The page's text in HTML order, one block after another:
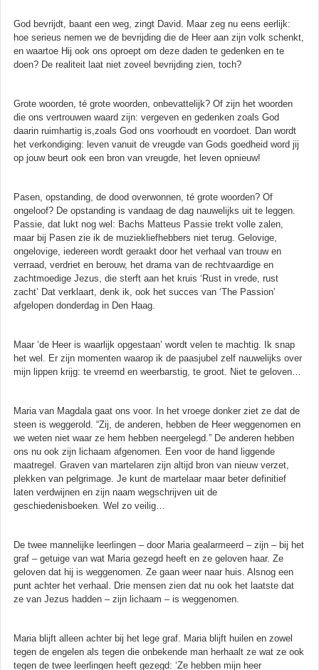
God bevrijdt, baant een weg, zingt David. Maar zeg nu eens eerlijk:
hoe serieus nemen we de bevrijding die de Heer aan zijn volk schenkt,
en waartoe Hij ook ons oproept om deze daden te gedenken en te
doen? De realiteit laat niet zoveel bevrijding zien, toch?
Grote woorden, té grote woorden, onbevattelijk? Of zijn het woorden
die ons vertrouwen waard zijn: vergeven en gedenken zoals God
daarin ruimhartig is,zoals God ons voorhoudt en voordoet. Dan wordt
het verkondiging: leven vanuit de vreugde van Gods goedheid word jij
op jouw beurt ook een bron van vreugde, het leven opnieuw!
Pasen, opstanding, de dood overwonnen, té grote woorden? Of
ongeloof? De opstanding is vandaag de dag nauwelijks uit te leggen.
Passie, dat lukt nog wel: Bachs Matteus Passie trekt volle zalen,
maar bij Pasen zie ik de muziekliefhebbers niet terug. Gelovige,
ongelovige, iedereen wordt geraakt door het verhaal van trouw en
verraad, verdriet en berouw, het drama van de rechtvaardige en
zachtmoedige Jezus, die sterft aan het kruis ‘Rust in vrede, rust
zacht’ Dat verklaart, denk ik, ook het succes van ‘The Passion’
afgelopen donderdag in Den Haag.
Maar ‘de Heer is waarlijk opgestaan’ wordt velen te machtig. Ik snap
het wel. Er zijn momenten waarop ik de paasjubel zelf nauwelijks over
mijn lippen krijg: te vreemd en weerbarstig, te groot. Niet te geloven…
Maria van Magdala gaat ons voor. In het vroege donker ziet ze dat de
steen is weggerold. “Zij, de anderen, hebben de Heer weggenomen en
we weten niet waar ze hem hebben neergelegd.” De anderen hebben
ons nu ook zijn lichaam afgenomen. Een voor de hand liggende
maatregel. Graven van martelaren zijn altijd bron van nieuw verzet,
plekken van pelgrimage. Je kunt de martelaar maar beter definitief
laten verdwijnen en zijn naam wegschrijven uit de
geschiedenisboeken. Wel zo veilig…
De twee mannelijke leerlingen – door Maria gealarmeerd – zijn – bij het
graf – getuige van wat Maria gezegd heeft en ze geloven haar. Ze
geloven dat hij is weggenomen. Ze gaan weer naar huis. Alsnog een
punt achter het verhaal. Drie mensen zien dat nu ook het laatste dat
ze van Jezus hadden – zijn lichaam – is weggenomen.
Maria blijft alleen achter bij het lege graf. Maria blijft huilen en zowel
tegen de engelen als tegen die onbekende man herhaalt ze wat ze ook
tegen de twee leerlingen heeft gezegd: ‘Ze hebben mijn heer